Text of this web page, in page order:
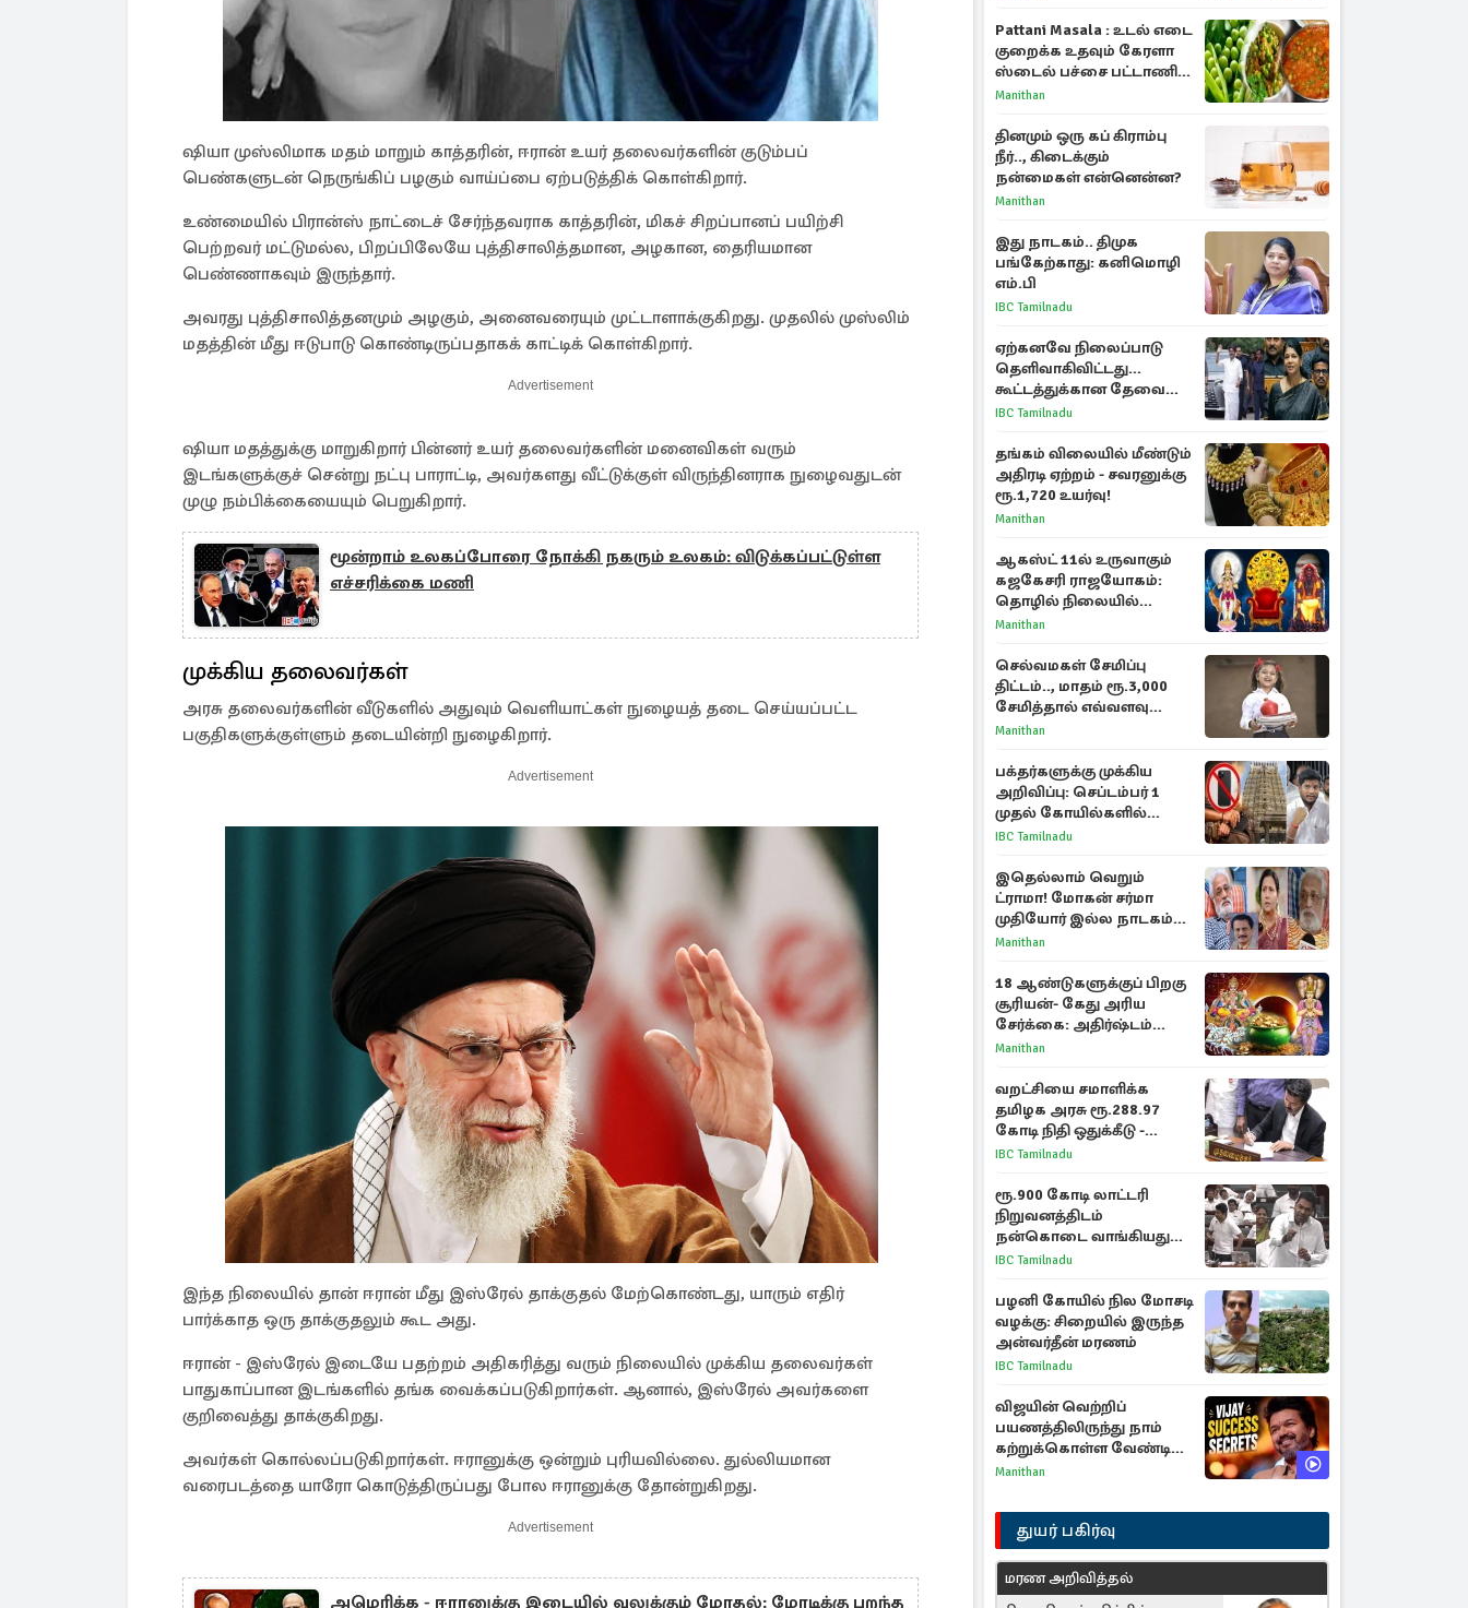
ஷியா முஸ்லிமாக மதம் மாறும் காத்தரின், ஈரான் உயர் தலைவர்களின் குடும்பப்
பெண்களுடன் நெருங்கிப் பழகும் வாய்ப்பை ஏற்படுத்திக் கொள்கிறார்.
உண்மையில் பிரான்ஸ் நாட்டைச் சேர்ந்தவராக காத்தரின், மிகச் சிறப்பானப் பயிற்சி
பெற்றவர் மட்டுமல்ல, பிறப்பிலேயே புத்திசாலித்தமான, அழகான, தைரியமான
பெண்ணாகவும் இருந்தார்.
அவரது புத்திசாலித்தனமும் அழகும், அனைவரையும் முட்டாளாக்குகிறது. முதலில் முஸ்லிம்
மதத்தின் மீது ஈடுபாடு கொண்டிருப்பதாகக் காட்டிக் கொள்கிறார்.
Advertisement
ஷியா மதத்துக்கு மாறுகிறார் பின்னர் உயர் தலைவர்களின் மனைவிகள் வரும்
இடங்களுக்குச் சென்று நட்பு பாராட்டி, அவர்களது வீட்டுக்குள் விருந்தினராக நுழைவதுடன்
முழு நம்பிக்கையையும் பெறுகிறார்.
மூன்றாம் உலகப்போரை நோக்கி நகரும் உலகம்: விடுக்கப்பட்டுள்ள
எச்சரிக்கை மணி
முக்கிய தலைவர்கள்
அரசு தலைவர்களின் வீடுகளில் அதுவும் வெளியாட்கள் நுழையத் தடை செய்யப்பட்ட
பகுதிகளுக்குள்ளும் தடையின்றி நுழைகிறார்.
Advertisement
இந்த நிலையில் தான் ஈரான் மீது இஸ்ரேல் தாக்குதல் மேற்கொண்டது, யாரும் எதிர்
பார்க்காத ஒரு தாக்குதலும் கூட அது.
ஈரான் - இஸ்ரேல் இடையே பதற்றம் அதிகரித்து வரும் நிலையில் முக்கிய தலைவர்கள்
பாதுகாப்பான இடங்களில் தங்க வைக்கப்படுகிறார்கள். ஆனால், இஸ்ரேல் அவர்களை
குறிவைத்து தாக்குகிறது.
அவர்கள் கொல்லப்படுகிறார்கள். ஈரானுக்கு ஒன்றும் புரியவில்லை. துல்லியமான
வரைபடத்தை யாரோ கொடுத்திருப்பது போல ஈரானுக்கு தோன்றுகிறது.
Advertisement
அமெரிக்க - ஈரானுக்கு இடையில் வலுக்கும் மோதல்: மோடிக்கு பறந்த
Pattani Masala : உடல் எடை
குறைக்க உதவும் கேரளா
ஸ்டைல் பச்சை பட்டாணி
கிரேவி
Manithan
தினமும் ஒரு கப் கிராம்பு
நீர்.., கிடைக்கும்
நன்மைகள் என்னென்ன?
Manithan
இது நாடகம்.. திமுக
பங்கேற்காது: கனிமொழி
எம்.பி
IBC Tamilnadu
ஏற்கனவே நிலைப்பாடு
தெளிவாகிவிட்டது...
கூட்டத்துக்கான தேவை
என்ன? - கனிமொழி
IBC Tamilnadu
தங்கம் விலையில் மீண்டும்
அதிரடி ஏற்றம் - சவரனுக்கு
ரூ.1,720 உயர்வு!
Manithan
ஆகஸ்ட் 11ல் உருவாகும்
கஜகேசரி ராஜயோகம்:
தொழில் நிலையில்
அதிர்ஷ்டம் பெறும் 3
Manithan
செல்வமகள் சேமிப்பு
திட்டம்.., மாதம் ரூ.3,000
சேமித்தால் எவ்வளவு
கிடைக்கும்?
Manithan
பக்தர்களுக்கு முக்கிய
அறிவிப்பு: செப்டம்பர் 1
முதல் கோயில்களில்
மொபைலுக்கு தடை!
IBC Tamilnadu
இதெல்லாம் வெறும்
ட்ராமா! மோகன் சர்மா
முதியோர் இல்ல நாடகம்
குறித்து குட்டி பத்மினி
Manithan
18 ஆண்டுகளுக்குப் பிறகு
சூரியன்- கேது அரிய
சேர்க்கை: அதிர்ஷ்டம்
பெறும் 3 ராசிகள்!
Manithan
வறட்சியை சமாளிக்க
தமிழக அரசு ரூ.288.97
கோடி நிதி ஒதுக்கீடு -
வெளியான அரசாணை
IBC Tamilnadu
ரூ.900 கோடி லாட்டரி
நிறுவனத்திடம்
நன்கொடை வாங்கியது
ஏன்? உதயநிதி - ஆதவ்
IBC Tamilnadu
பழனி கோயில் நில மோசடி
வழக்கு: சிறையில் இருந்த
அன்வர்தீன் மரணம்
IBC Tamilnadu
விஜயின் வெற்றிப்
பயணத்திலிருந்து நாம்
கற்றுக்கொள்ள வேண்டிய
முக்கிய 3 விடயங்கள்!
Manithan
துயர் பகிர்வு
மரண அறிவித்தல்